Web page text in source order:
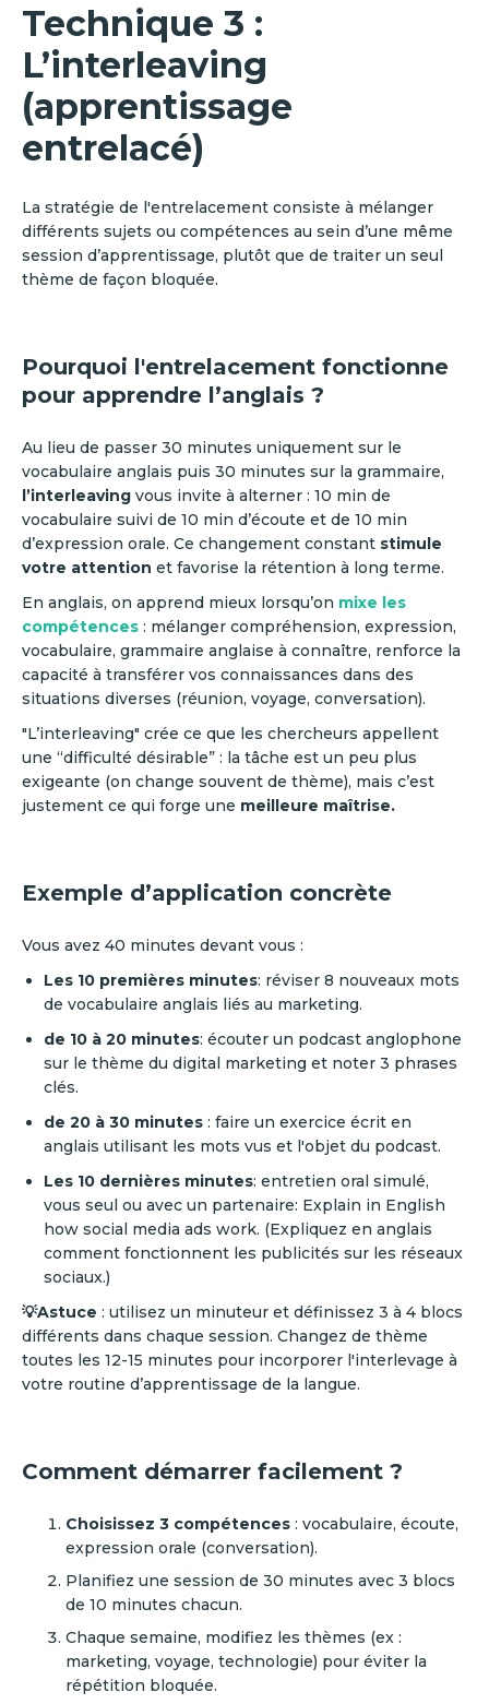
Technique 3 :
L’interleaving
(apprentissage
entrelacé)
La stratégie de l'entrelacement consiste à mélanger
différents sujets ou compétences au sein d’une même
session d’apprentissage, plutôt que de traiter un seul
thème de façon bloquée.
Pourquoi l'entrelacement fonctionne
pour apprendre l’anglais ?
Au lieu de passer 30 minutes uniquement sur le
vocabulaire anglais puis 30 minutes sur la grammaire,
l’interleaving vous invite à alterner : 10 min de
vocabulaire suivi de 10 min d’écoute et de 10 min
d’expression orale. Ce changement constant stimule
votre attention et favorise la rétention à long terme.
En anglais, on apprend mieux lorsqu’on mixe les
compétences : mélanger compréhension, expression,
vocabulaire, grammaire anglaise à connaître, renforce la
capacité à transférer vos connaissances dans des
situations diverses (réunion, voyage, conversation).
"L’interleaving" crée ce que les chercheurs appellent
une “difficulté désirable” : la tâche est un peu plus
exigeante (on change souvent de thème), mais c’est
justement ce qui forge une meilleure maîtrise.
Exemple d’application concrète
Vous avez 40 minutes devant vous :
Les 10 premières minutes: réviser 8 nouveaux mots
de vocabulaire anglais liés au marketing.
de 10 à 20 minutes: écouter un podcast anglophone
sur le thème du digital marketing et noter 3 phrases
clés.
de 20 à 30 minutes : faire un exercice écrit en
anglais utilisant les mots vus et l'objet du podcast.
Les 10 dernières minutes: entretien oral simulé,
vous seul ou avec un partenaire: Explain in English
how social media ads work. (Expliquez en anglais
comment fonctionnent les publicités sur les réseaux
sociaux.)
💡Astuce : utilisez un minuteur et définissez 3 à 4 blocs
différents dans chaque session. Changez de thème
toutes les 12-15 minutes pour incorporer l'interlevage à
votre routine d’apprentissage de la langue.
Comment démarrer facilement ?
Choisissez 3 compétences : vocabulaire, écoute,
expression orale (conversation).
Planifiez une session de 30 minutes avec 3 blocs
de 10 minutes chacun.
Chaque semaine, modifiez les thèmes (ex :
marketing, voyage, technologie) pour éviter la
répétition bloquée.